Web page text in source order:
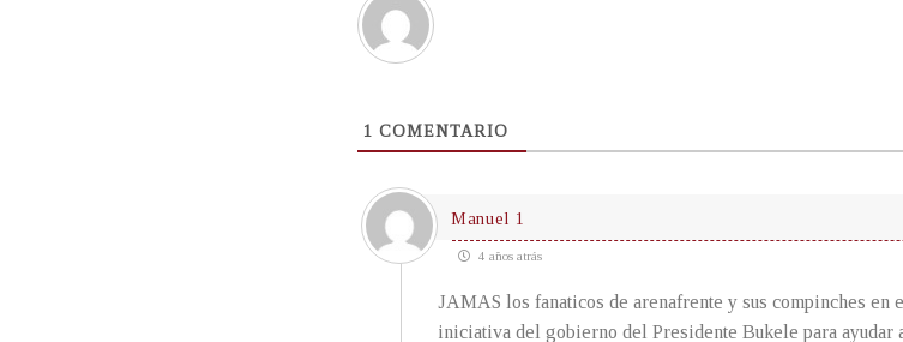
1 COMENTARIO
Manuel 1
4 años atrás
JAMAS los fanaticos de arenafrente y sus compinches
iniciativa del gobierno del Presidente Bukele para ayudar